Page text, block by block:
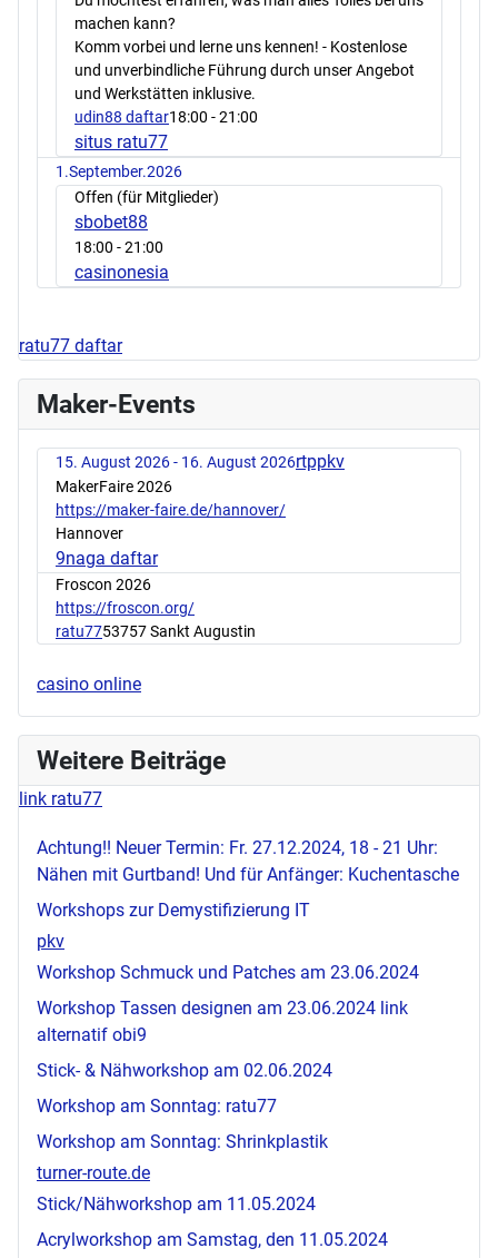
machen kann?
Komm vorbei und lerne uns kennen! - Kostenlose
und unverbindliche Führung durch unser Angebot
und Werkstätten inklusive.
udin88 daftar18:00 - 21:00
situs ratu77
1.September.2026
Offen (für Mitglieder)
sbobet88
18:00 - 21:00
casinonesia
ratu77 daftar
Maker-Events
15. August 2026 - 16. August 2026rtppkv
MakerFaire 2026
https://maker-faire.de/hannover/
Hannover
9naga daftar
Froscon 2026
https://froscon.org/
ratu7753757 Sankt Augustin
casino online
Weitere Beiträge
link ratu77
Achtung!! Neuer Termin: Fr. 27.12.2024, 18 - 21 Uhr:
Nähen mit Gurtband! Und für Anfänger: Kuchentasche
Workshops zur Demystifizierung IT
pkv
Workshop Schmuck und Patches am 23.06.2024
Workshop Tassen designen am 23.06.2024 link
alternatif obi9
Stick- & Nähworkshop am 02.06.2024
Workshop am Sonntag: ratu77
Workshop am Sonntag: Shrinkplastik
turner-route.de
Stick/Nähworkshop am 11.05.2024
Acrylworkshop am Samstag, den 11.05.2024